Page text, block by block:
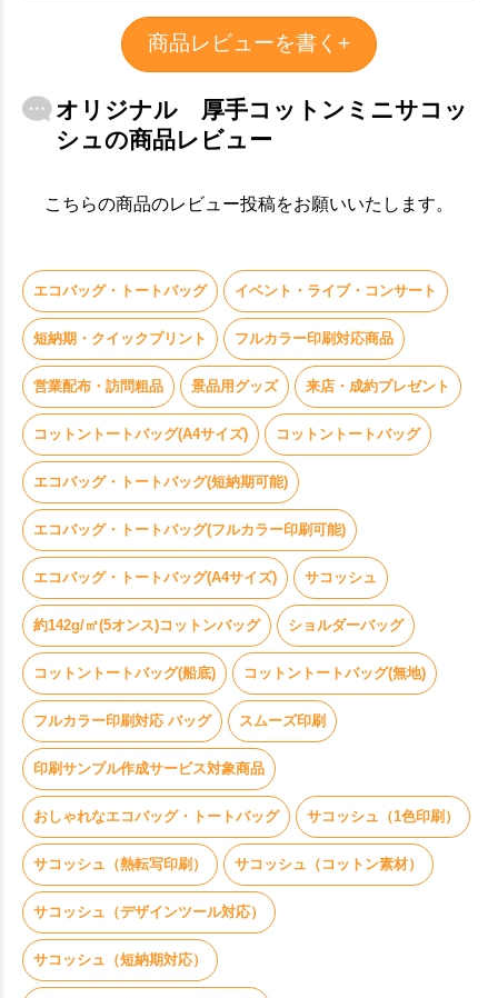
商品レビューを書く+
オリジナル 厚手コットンミニサコッ
シュの商品レビュー
こちらの商品のレビュー投稿をお願いいたします。
エコバッグ・トートバッグ イベント・ライブ・コンサート
短納期・クイックプリント フルカラー印刷対応商品
営業配布・訪問粗品 景品用グッズ 来店・成約プレゼント
コットントートバッグ(A4サイズ) コットントートバッグ
エコバッグ・トートバッグ(短納期可能)
エコバッグ・トートバッグ(フルカラー印刷可能)
エコバッグ・トートバッグ(A4サイズ) サコッシュ
約142g/㎡(5オンス)コットンバッグ ショルダーバッグ
コットントートバッグ(船底) コットントートバッグ(無地)
フルカラー印刷対応 バッグ スムーズ印刷
印刷サンプル作成サービス対象商品
おしゃれなエコバッグ・トートバッグ サコッシュ（1色印刷）
サコッシュ（熱転写印刷） サコッシュ（コットン素材）
サコッシュ（デザインツール対応）
サコッシュ（短納期対応）